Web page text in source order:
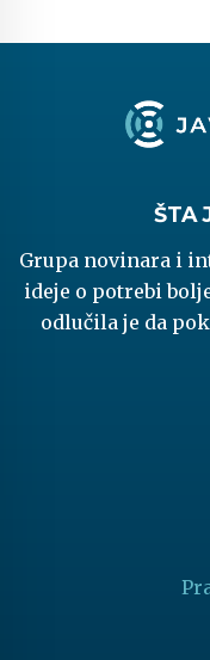
ŠTA
Grupa novinara i
ideje o potrebi
odlučila je da